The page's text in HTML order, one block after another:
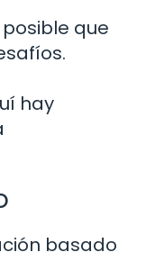
que
hay
basado